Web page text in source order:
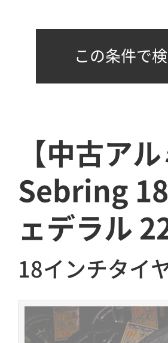
この条件で
【中古ア
Sebring
ェデラル
18インチタイ